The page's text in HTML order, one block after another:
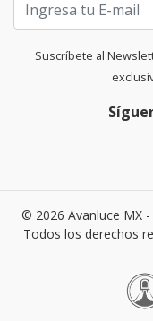
Suscríbete al
© 2026 Avanluce MX
Todos los derechos